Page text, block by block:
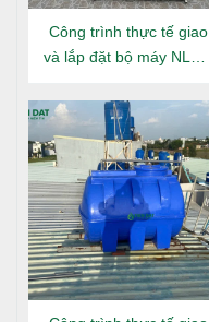
Công trình thực tế giao
và lắp đặt bộ máy NLMT
Đông Hưng Thuận